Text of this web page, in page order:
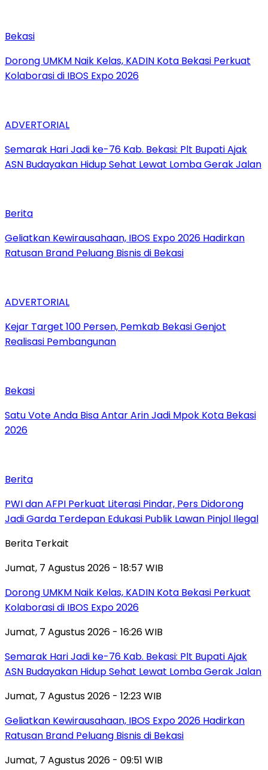
Bekasi
Dorong UMKM Naik Kelas, KADIN Kota Bekasi Perkuat
Kolaborasi di IBOS Expo 2026
ADVERTORIAL
‎Semarak Hari Jadi ke-76 Kab. Bekasi: Plt Bupati Ajak
ASN Budayakan Hidup Sehat Lewat Lomba Gerak Jalan
Berita
‎Geliatkan Kewirausahaan, IBOS Expo 2026 Hadirkan
Ratusan Brand Peluang Bisnis di Bekasi
ADVERTORIAL
Kejar Target 100 Persen, Pemkab Bekasi Genjot
Realisasi Pembangunan
Bekasi
Satu Vote Anda Bisa Antar Arin Jadi Mpok Kota Bekasi
2026
Berita
PWI dan AFPI Perkuat Literasi Pindar, Pers Didorong
Jadi Garda Terdepan Edukasi Publik Lawan Pinjol Ilegal
Berita Terkait
Jumat, 7 Agustus 2026 - 18:57 WIB
Dorong UMKM Naik Kelas, KADIN Kota Bekasi Perkuat
Kolaborasi di IBOS Expo 2026
Jumat, 7 Agustus 2026 - 16:26 WIB
‎Semarak Hari Jadi ke-76 Kab. Bekasi: Plt Bupati Ajak
ASN Budayakan Hidup Sehat Lewat Lomba Gerak Jalan
Jumat, 7 Agustus 2026 - 12:23 WIB
‎Geliatkan Kewirausahaan, IBOS Expo 2026 Hadirkan
Ratusan Brand Peluang Bisnis di Bekasi
Jumat, 7 Agustus 2026 - 09:51 WIB